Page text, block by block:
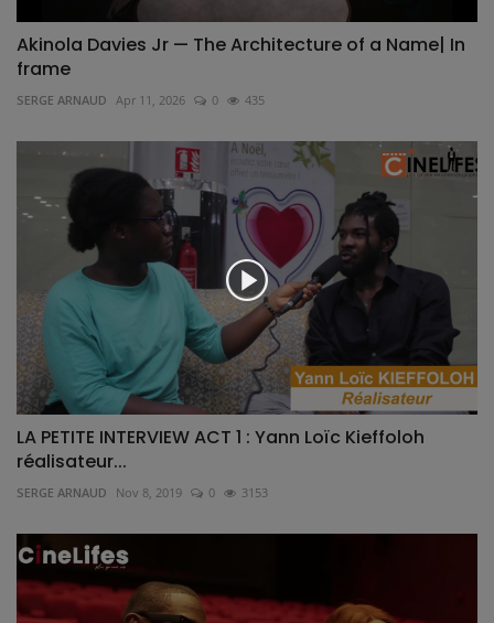
Akinola Davies Jr — The Architecture of a Name| In
frame
SERGE ARNAUD Apr 11, 2026 0 435
LA PETITE INTERVIEW ACT 1 : Yann Loïc Kieffoloh
réalisateur...
SERGE ARNAUD Nov 8, 2019 0 3153